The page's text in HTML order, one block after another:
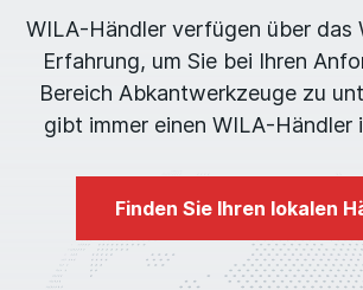
WILA-Händler verfügen über das
Erfahrung, um Sie bei Ihren
Bereich Abkantwerkzeuge zu
gibt immer einen WILA-Händler
Finden Sie Ihren lokalen